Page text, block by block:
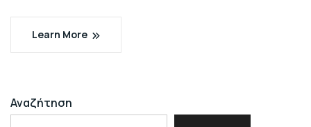
Learn More
Αναζήτηση